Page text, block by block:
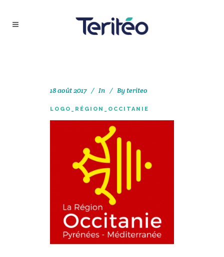
18 août 2017 In Byteriteo
LOGO_RÉGION_OCCITANIE